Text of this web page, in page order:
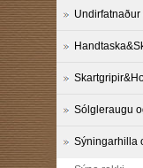
Sólgleraugu
Sýningarhilla